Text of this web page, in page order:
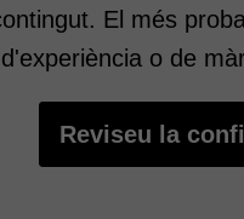
El més
o de
Reviseu la